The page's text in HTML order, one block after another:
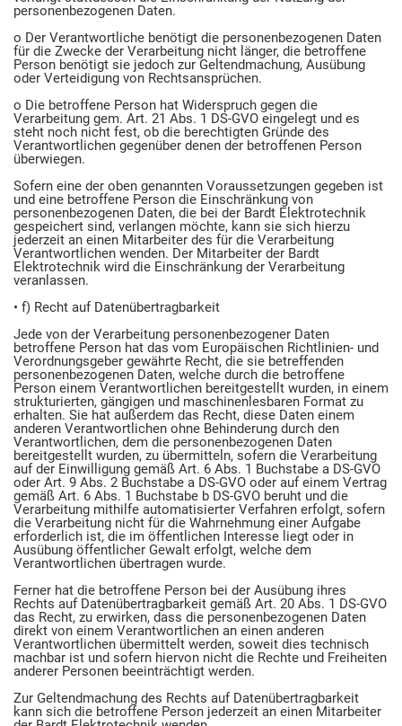
personenbezogenen Daten.
o Der Verantwortliche benötigt die personenbezogenen Daten
für die Zwecke der Verarbeitung nicht länger, die betroffene
Person benötigt sie jedoch zur Geltendmachung, Ausübung
oder Verteidigung von Rechtsansprüchen.
o Die betroffene Person hat Widerspruch gegen die
Verarbeitung gem. Art. 21 Abs. 1 DS-GVO eingelegt und es
steht noch nicht fest, ob die berechtigten Gründe des
Verantwortlichen gegenüber denen der betroffenen Person
überwiegen.
Sofern eine der oben genannten Voraussetzungen gegeben ist
und eine betroffene Person die Einschränkung von
personenbezogenen Daten, die bei der Bardt Elektrotechnik
gespeichert sind, verlangen möchte, kann sie sich hierzu
jederzeit an einen Mitarbeiter des für die Verarbeitung
Verantwortlichen wenden. Der Mitarbeiter der Bardt
Elektrotechnik wird die Einschränkung der Verarbeitung
veranlassen.
• f) Recht auf Datenübertragbarkeit
Jede von der Verarbeitung personenbezogener Daten
betroffene Person hat das vom Europäischen Richtlinien- und
Verordnungsgeber gewährte Recht, die sie betreffenden
personenbezogenen Daten, welche durch die betroffene
Person einem Verantwortlichen bereitgestellt wurden, in einem
strukturierten, gängigen und maschinenlesbaren Format zu
erhalten. Sie hat außerdem das Recht, diese Daten einem
anderen Verantwortlichen ohne Behinderung durch den
Verantwortlichen, dem die personenbezogenen Daten
bereitgestellt wurden, zu übermitteln, sofern die Verarbeitung
auf der Einwilligung gemäß Art. 6 Abs. 1 Buchstabe a DS-GVO
oder Art. 9 Abs. 2 Buchstabe a DS-GVO oder auf einem Vertrag
gemäß Art. 6 Abs. 1 Buchstabe b DS-GVO beruht und die
Verarbeitung mithilfe automatisierter Verfahren erfolgt, sofern
die Verarbeitung nicht für die Wahrnehmung einer Aufgabe
erforderlich ist, die im öffentlichen Interesse liegt oder in
Ausübung öffentlicher Gewalt erfolgt, welche dem
Verantwortlichen übertragen wurde.
Ferner hat die betroffene Person bei der Ausübung ihres
Rechts auf Datenübertragbarkeit gemäß Art. 20 Abs. 1 DS-GVO
das Recht, zu erwirken, dass die personenbezogenen Daten
direkt von einem Verantwortlichen an einen anderen
Verantwortlichen übermittelt werden, soweit dies technisch
machbar ist und sofern hiervon nicht die Rechte und Freiheiten
anderer Personen beeinträchtigt werden.
Zur Geltendmachung des Rechts auf Datenübertragbarkeit
kann sich die betroffene Person jederzeit an einen Mitarbeiter